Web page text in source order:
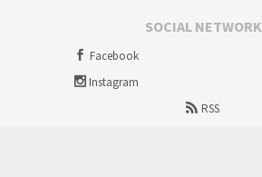
SOCIAL NETWORK
Facebook
Instagram
RSS